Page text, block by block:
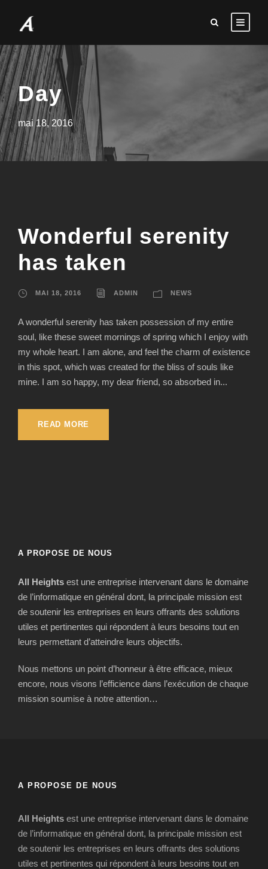
Day
mai 18, 2016
Wonderful serenity
has taken
MAI 18, 2016 ADMIN NEWS
A wonderful serenity has taken possession of my entire
soul, like these sweet mornings of spring which I enjoy with
my whole heart. I am alone, and feel the charm of existence
in this spot, which was created for the bliss of souls like
mine. I am so happy, my dear friend, so absorbed in...
READ MORE
A PROPOSE DE NOUS
All Heights est une entreprise intervenant dans le domaine
de l’informatique en général dont, la principale mission est
de soutenir les entreprises en leurs offrants des solutions
utiles et pertinentes qui répondent à leurs besoins tout en
leurs permettant d’atteindre leurs objectifs.
Nous mettons un point d’honneur à être efficace, mieux
encore, nous visons l’efficience dans l’exécution de chaque
mission soumise à notre attention…
A PROPOSE DE NOUS
All Heights est une entreprise intervenant dans le domaine
de l’informatique en général dont, la principale mission est
de soutenir les entreprises en leurs offrants des solutions
utiles et pertinentes qui répondent à leurs besoins tout en